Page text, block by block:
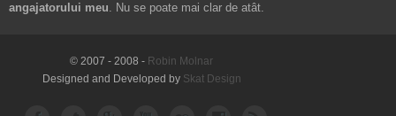
angajatorului meu. Nu se poate mai clar de atât.
© 2007 - 2008 - Robin Molnar
Designed and Developed by Skat Design